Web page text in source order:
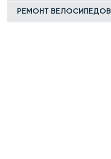
РЕМОНТ ВЕЛОСИПЕДОВ